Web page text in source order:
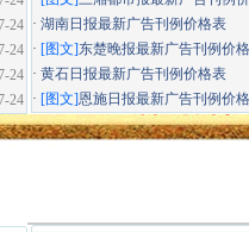
· 湖南日报最新广告刊例价格表
· [图文]东楚晚报最新广告刊例价
· 黄石日报最新广告刊例价格表
· [图文]恩施日报最新广告刊例价
24
24
24
24